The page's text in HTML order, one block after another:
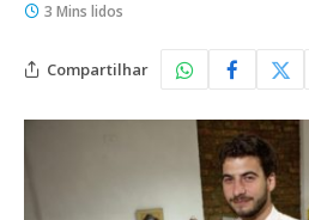
3 Mins lidos
Compartilhar